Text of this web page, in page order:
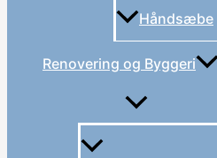
Håndsæbe
Renovering og Byggeri